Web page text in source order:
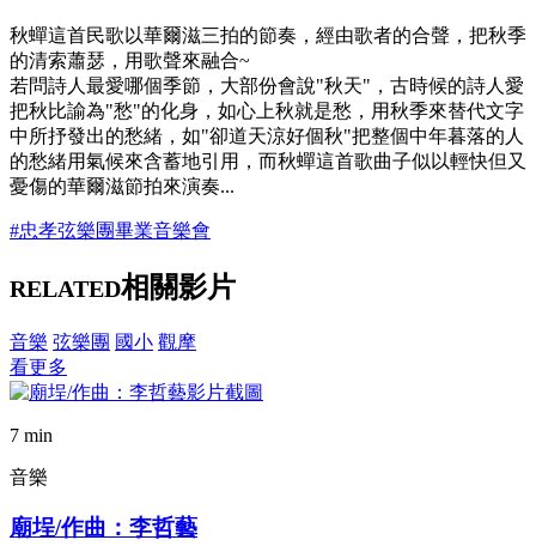
秋蟬這首民歌以華爾滋三拍的節奏，經由歌者的合聲，把秋季
的清索蕭瑟，用歌聲來融合~
若問詩人最愛哪個季節，大部份會說"秋天"，古時候的詩人愛
把秋比諭為"愁"的化身，如心上秋就是愁，用秋季來替代文字
中所抒發出的愁緒，如"卻道天涼好個秋"把整個中年暮落的人
的愁緒用氣候來含蓄地引用，而秋蟬這首歌曲子似以輕快但又
憂傷的華爾滋節拍來演奏...
#忠孝弦樂團畢業音樂會
RELATED相關影片
音樂 弦樂團 國小 觀摩
看更多
7 min
音樂
廟埕/作曲：李哲藝